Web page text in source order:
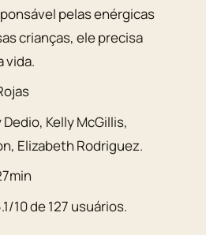
pelas enérgicas
crianças, ele precisa
vida.
Dedio, Kelly McGillis,
, Elizabeth Rodriguez.
/10de127 usuários.